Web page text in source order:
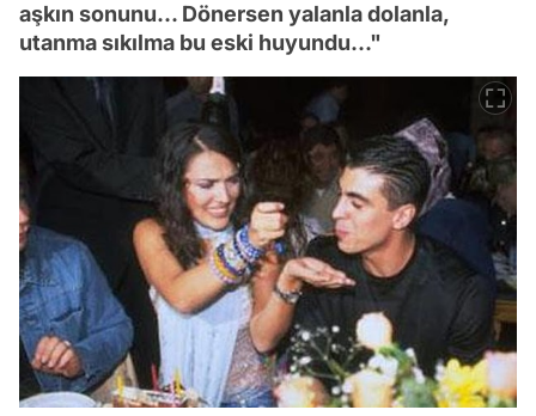
aşkın sonunu... Dönersen yalanla dolanla,
utanma sıkılma bu eski huyundu..."